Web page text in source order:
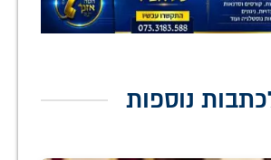
נוספות